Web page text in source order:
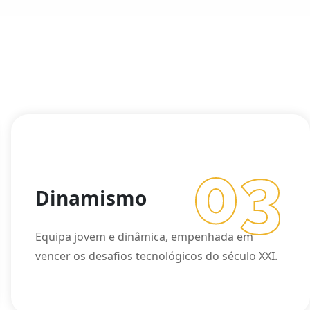
03
Dinamismo
Equipa jovem e dinâmica, empenhada em
vencer os desafios tecnológicos do século XXI.